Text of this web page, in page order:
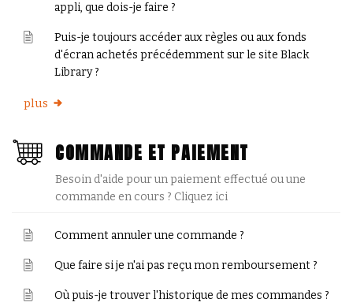
appli, que dois-je faire ?
Puis-je toujours accéder aux règles ou aux fonds
d'écran achetés précédemment sur le site Black
Library ?
plus
COMMANDE ET PAIEMENT
Besoin d'aide pour un paiement effectué ou une
commande en cours ? Cliquez ici
Comment annuler une commande ?
Que faire si je n'ai pas reçu mon remboursement ?
Où puis-je trouver l'historique de mes commandes ?